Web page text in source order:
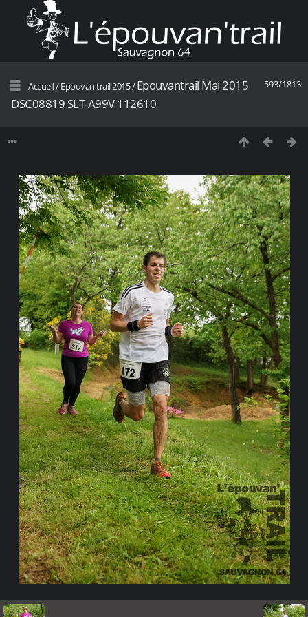
593/1813
Accueil/Epouvan'trail 2015/Epouvantrail Mai 2015
DSC08819 SLT-A99V 112610